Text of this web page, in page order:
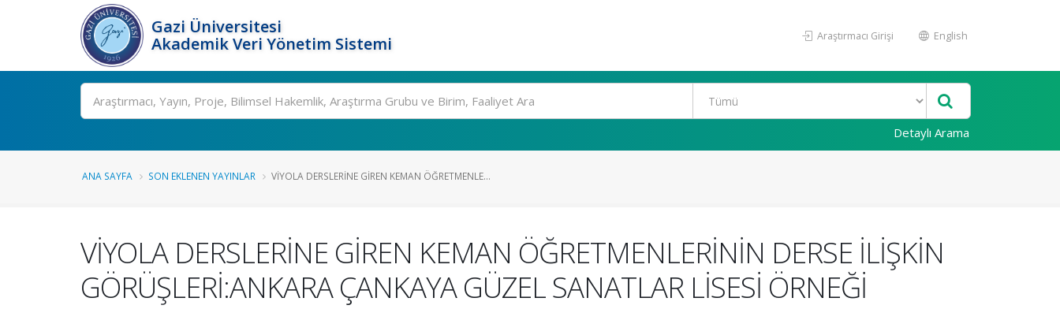
Gazi Üniversitesi
Akademik Veri Yönetim Sistemi
Araştırmacı Girişi English
Ara
Detaylı Arama
ANA SAYFA SON EKLENEN YAYINLAR VİYOLA DERSLERİNE GİREN KEMAN ÖĞRETMENLE...
VİYOLA DERSLERİNE GİREN KEMAN ÖĞRETMENLERİNİN DERSE İLİŞKİN
GÖRÜŞLERİ:ANKARA ÇANKAYA GÜZEL SANATLAR LİSESİ ÖRNEĞİ